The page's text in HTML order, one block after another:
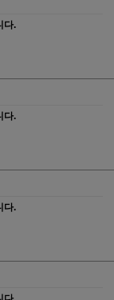
다.
다.
다.